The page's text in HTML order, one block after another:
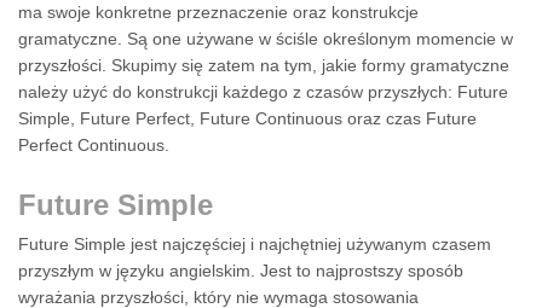
ma swoje konkretne przeznaczenie oraz konstrukcje
gramatyczne. Są one używane w ściśle określonym momencie w
przyszłości. Skupimy się zatem na tym, jakie formy gramatyczne
należy użyć do konstrukcji każdego z czasów przyszłych: Future
Simple, Future Perfect, Future Continuous oraz czas Future
Perfect Continuous.
Future Simple
Future Simple jest najczęściej i najchętniej używanym czasem
przyszłym w języku angielskim. Jest to najprostszy sposób
wyrażania przyszłości, który nie wymaga stosowania